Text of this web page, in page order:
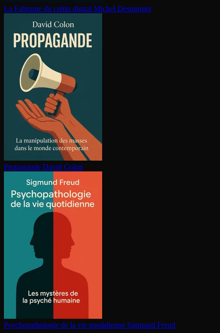
La Fabrique du crétin digital Michel Desmurget
Propagande David Colon
Psy­cho­pa­tho­lo­gie de la vie quotidienne Sigmund Freud